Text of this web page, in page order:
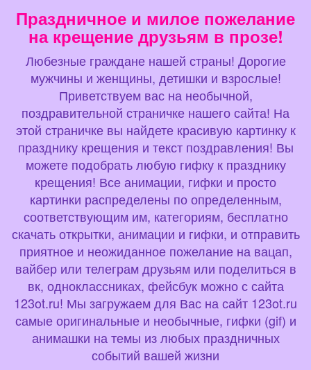
Праздничное и милое пожелание
на крещение друзьям в прозе!
Любезные граждане нашей страны! Дорогие
мужчины и женщины, детишки и взрослые!
Приветствуем вас на необычной,
поздравительной страничке нашего сайта! На
этой страничке вы найдете красивую картинку к
празднику крещения и текст поздравления! Вы
можете подобрать любую гифку к празднику
крещения! Все анимации, гифки и просто
картинки распределены по определенным,
соответствующим им, категориям, бесплатно
скачать открытки, анимации и гифки, и отправить
приятное и неожиданное пожелание на вацап,
вайбер или телеграм друзьям или поделиться в
вк, одноклассниках, фейсбук можно с сайта
123ot.ru! Мы загружаем для Вас на сайт 123ot.ru
самые оригинальные и необычные, гифки (gif) и
анимашки на темы из любых праздничных
событий вашей жизни